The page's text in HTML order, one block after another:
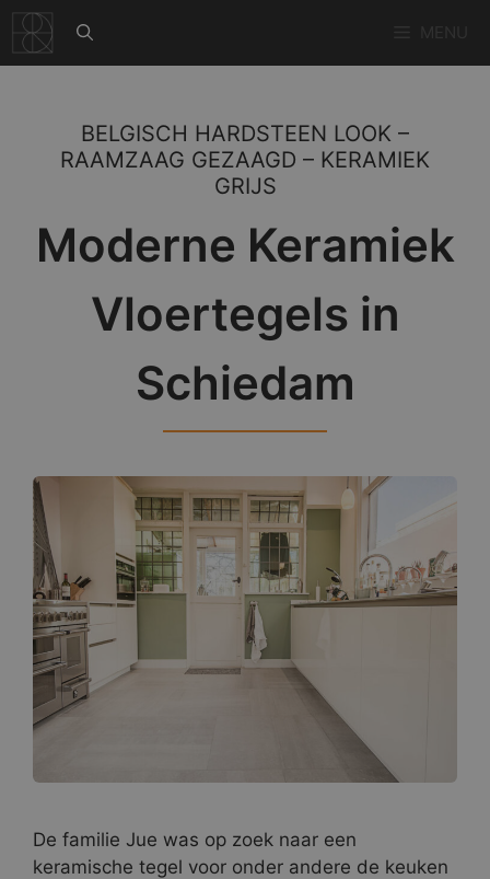
naar
de
BELGISCH HARDSTEEN LOOK –
RAAMZAAG GEZAAGD – KERAMIEK
GRIJS
Moderne Keramiek
Vloertegels in
Schiedam
De familie Jue was op zoek naar een
keramische tegel voor onder andere de keuken